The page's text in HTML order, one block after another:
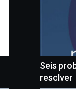
Seis
resolver